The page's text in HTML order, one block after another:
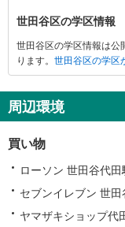
世田谷区の学区情報
世田谷区の学区情報は公
ります。 世田谷区の学区
周辺環境
買い物
ローソン 世田谷代
セブンイレブン 世
ヤマザキショップ代